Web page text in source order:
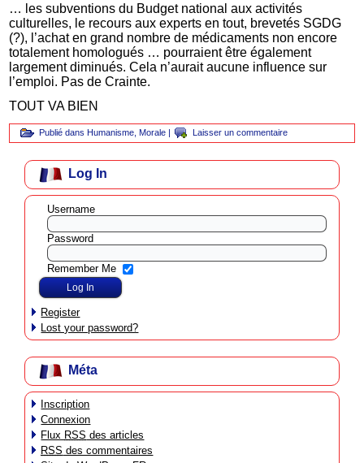
… les subventions du Budget national aux activités
culturelles, le recours aux experts en tout, brevetés SGDG
(?), l’achat en grand nombre de médicaments non encore
totalement homologués … pourraient être également
largement diminués. Cela n’aurait aucune influence sur
l’emploi. Pas de Crainte.
TOUT VA BIEN
Publié dans Humanisme Morale | Laisser un commentaire
Log In
Username
Password
Remember Me
Register
Lost your password?
Méta
Inscription
Connexion
Flux RSS des articles
RSS des commentaires